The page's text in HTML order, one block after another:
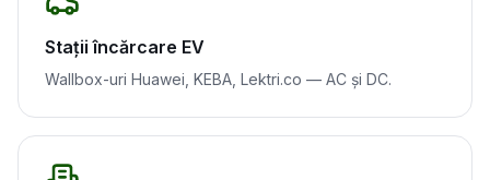
Stații încărcare EV
Wallbox-uri Huawei, KEBA, Lektri.co — AC și DC.